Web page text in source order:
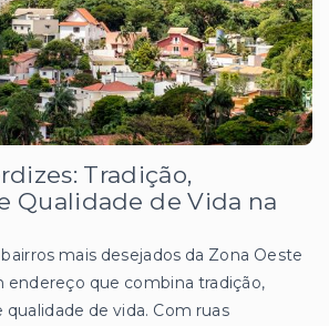
Tradição,
Qualidade de Vida na
mais desejados da Zona Oeste
endereço que combina tradição,
qualidade de vida. Com ruas